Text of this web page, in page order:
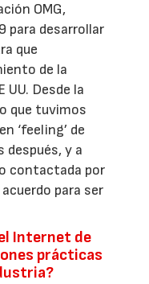
OMG,
para desarrollar
que
de la
Desde la
que tuvimos
‘feeling’ de
después, y a
contactada por
para ser
Internet de
prácticas